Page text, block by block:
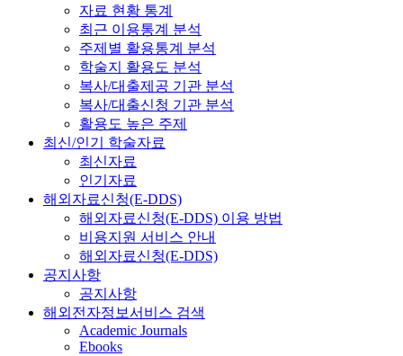
자료 현황 통계
최근 이용통계 분석
주제별 활용통계 분석
학술지 활용도 분석
복사/대출제공 기관 분석
복사/대출신청 기관 분석
활용도 높은 주제
최신/인기 학술자료
최신자료
인기자료
해외자료신청(E-DDS)
해외자료신청(E-DDS) 이용 방법
비용지원 서비스 안내
해외자료신청(E-DDS)
공지사항
공지사항
해외전자정보서비스 검색
Academic Journals
Ebooks